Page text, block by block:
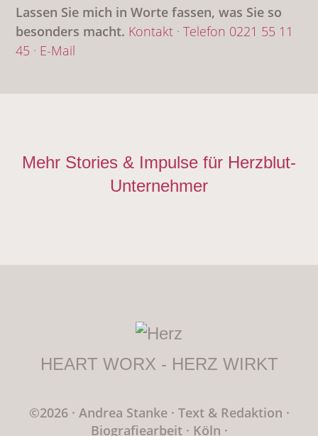
Lassen Sie mich in Worte fassen, was Sie so
besonders macht. Kontakt ·Telefon 0221 55 11
45 · E-Mail
Mehr Stories & Impulse für Herzblut-
Unternehmer
HEART WORX - HERZ WIRKT
©2026 · Andrea Stanke· Text & Redaktion ·
Biografiearbeit · Köln ·